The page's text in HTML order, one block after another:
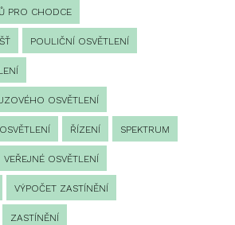
PRO CHODCE
POULIČNÍ OSVĚTLENÍ
OSVĚTLENÍ
ŘÍZENÍ SPEKTRUM
VEŘEJNÉ OSVĚTLENÍ
VÝPOČET ZASTÍNĚNÍ
ZASTÍNĚNÍ